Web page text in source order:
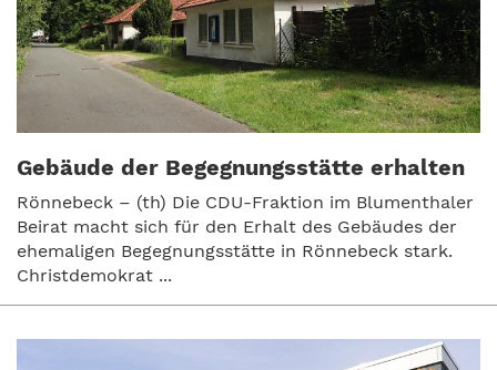
Gebäude der Begegnungsstätte erhalten
Rönnebeck – (th) Die CDU-Fraktion im Blumenthaler
Beirat macht sich für den Erhalt des Gebäudes der
ehemaligen Begegnungsstätte in Rönnebeck stark.
Christdemokrat ...